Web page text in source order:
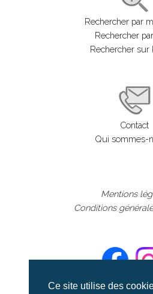
Ce site utilise des
Rechercher par
Rechercher
Rechercher sur
Contact
Qui sommes-
Mentions
Conditions